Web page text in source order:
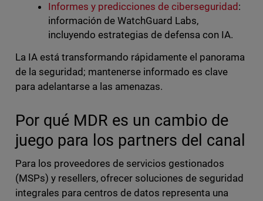
Informes y predicciones de ciberseguridad :
información de WatchGuard Labs,
incluyendo estrategias de defensa con IA.
La IA está transformando rápidamente el panorama
de la seguridad; mantenerse informado es clave
para adelantarse a las amenazas.
Por qué MDR es un cambio de
juego para los partners del canal
Para los proveedores de servicios gestionados
(MSPs) y resellers, ofrecer soluciones de seguridad
integrales para centros de datos representa una